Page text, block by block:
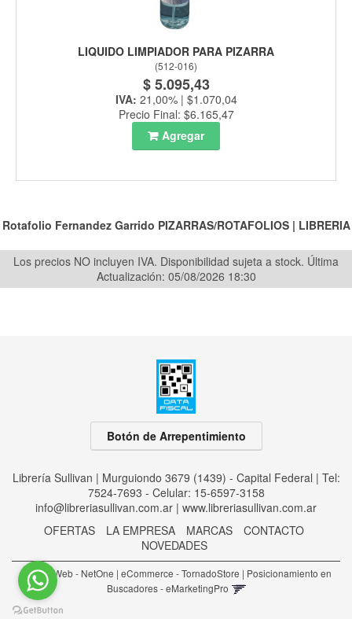
LIQUIDO LIMPIADOR PARA PIZARRA
(512-016)
$ 5.095,43
IVA: 21,00% | $1.070,04
Precio Final: $6.165,47
Agregar
Rotafolio Fernandez Garrido PIZARRAS/ROTAFOLIOS| LIBRERIA
Los precios NO incluyen IVA. Disponibilidad sujeta a stock. Última
Actualización: 05/08/2026 18:30
Botón de Arrepentimiento
Librería Sullivan | Murguiondo 3679 (1439) - Capital Federal | Tel:
7524-7693 - Celular: 15-6597-3158
info@libreriasullivan.com.ar | www.libreriasullivan.com.ar
OFERTAS
LA EMPRESA MARCAS
CONTACTO
NOVEDADES
Diseño Web - NetOne | eCommerce - TornadoStore | Posicionamiento en
Buscadores - eMarketingPro